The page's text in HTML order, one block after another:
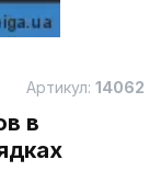
в
Артикул: 14062